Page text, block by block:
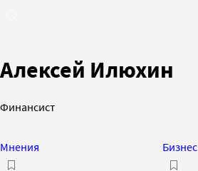
Алексей Илюхин
Финансист
Мнения Бизнес